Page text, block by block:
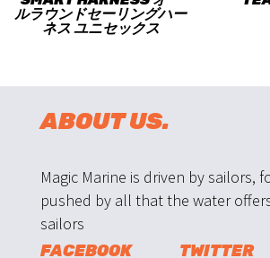
ルラウンドセーリングハー
ネス ユニセックス
ABOUT US.
Magic Marine is driven by sailors,
pushed by all that the water
sailors
FACEBOOK TWITTER